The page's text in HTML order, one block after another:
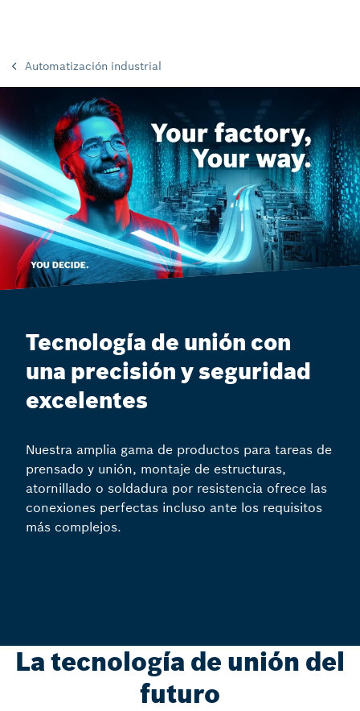
Automatización industrial
Tecnología de unión con
una precisión y seguridad
excelentes
Nuestra amplia gama de productos para tareas de
prensado y unión, montaje de estructuras,
atornillado o soldadura por resistencia ofrece las
conexiones perfectas incluso ante los requisitos
más complejos.
La tecnología de unión del
futuro